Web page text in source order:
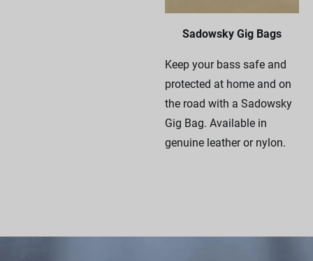
Sadowsky Gig Bags
Keep your bass safe and
protected at home and on
the road with a Sadowsky
Gig Bag. Available in
genuine leather or nylon.